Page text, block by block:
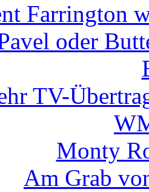
Farrington
oder
TV-
Monty
Am Grab